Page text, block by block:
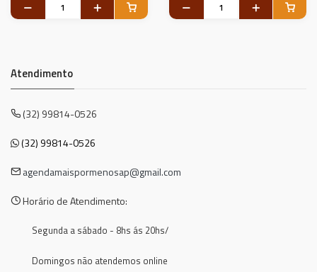
Atendimento
(32) 99814-0526
(32) 99814-0526
agendamaispormenosap@gmail.com
Horário de Atendimento:
Segunda a sábado - 8hs ás 20hs/
Domingos não atendemos online